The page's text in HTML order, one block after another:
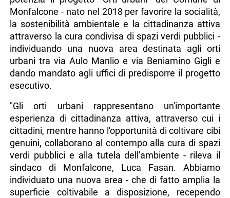
Monfalcone - nato nel 2018 per favorire la socialità,
la sostenibilità ambientale e la cittadinanza attiva
attraverso la cura condivisa di spazi verdi pubblici -
individuando una nuova area destinata agli orti
urbani tra via Aulo Manlio e via Beniamino Gigli e
dando mandato agli uffici di predisporre il progetto
esecutivo.
"Gli orti urbani rappresentano un'importante
esperienza di cittadinanza attiva, attraverso cui i
cittadini, mentre hanno l'opportunità di coltivare cibi
genuini, collaborano al contempo alla cura di spazi
verdi pubblici e alla tutela dell'ambiente - rileva il
sindaco di Monfalcone, Luca Fasan. Abbiamo
individuato una nuova area - che di fatto amplia la
superficie coltivabile a disposizione, recependo